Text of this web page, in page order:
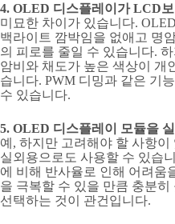
4. OLED 디스플레이가 LCD
미묘한 차이가 있습니다.
백라이트 깜박임을 없애고 명
의 피로를 줄일 수 있습니다.
암비와 채도가 높은 색상이 개
습니다. PWM 디밍과 같은 기
수 있습니다.
5. OLED 디스플레이 모듈을
예, 하지만 고려해야 할 사항
실외용으로도 사용할 수 있습
에 비해 반사율로 인해 어려움
을 극복할 수 있을 만큼 충분
선택하는 것이 관건입니다.